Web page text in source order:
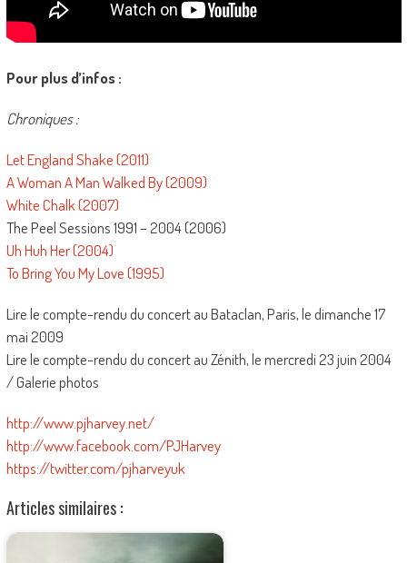
Pour plus d’infos :
Chroniques :
Let England Shake (2011)
A Woman A Man Walked By (2009)
White Chalk (2007)
The Peel Sessions 1991 – 2004 (2006)
Uh Huh Her (2004)
To Bring You My Love (1995)
Lire le compte-rendu du concert au Bataclan, Paris, le dimanche 17
mai 2009
Lire le compte-rendu du concert au Zénith, le mercredi 23 juin 2004
/ Galerie photos
http://www.pjharvey.net/
http://www.facebook.com/PJHarvey
https://twitter.com/pjharveyuk
Articles similaires :